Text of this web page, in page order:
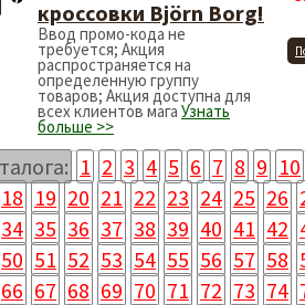
кроссовки Björn Borg!
Ввод промо-кода не
требуется; Акция
распространяется на
определенную группу
товаров; Акция доступна для
всех клиентов мага Узнать
больше >>
1 2 3 4 5 6 7 8 9 10
18 19 20 21 22 23 24 25 26
34 35 36 37 38 39 40 41 42
50 51 52 53 54 55 56 57 58
66 67 68 69 70 71 72 73 74